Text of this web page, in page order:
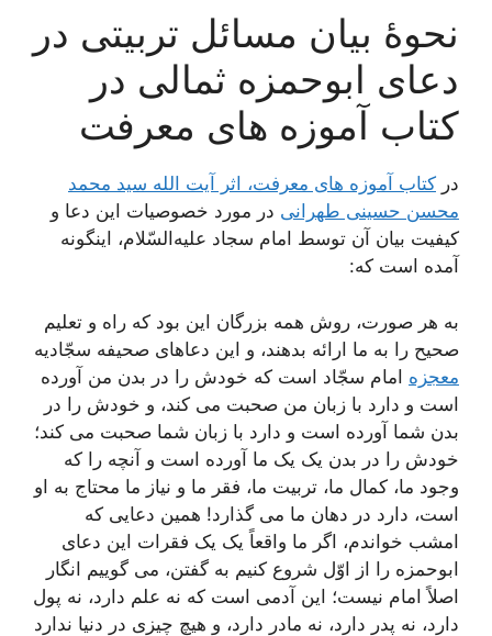
نحوۀ بیان مسائل تربیتی در
دعای ابوحمزه ثمالی در
کتاب آموزه های معرفت
در کتاب آموزه های معرفت، اثر آیت الله سید محمد
محسن حسینی طهرانی در مورد خصوصیات این دعا و
کیفیت بیان آن توسط امام سجاد علیه‌السّلام، اینگونه
آمده است که:
به هر صورت، روش همه بزرگان این بود که راه و تعلیم
صحیح را به ما ارائه بدهند، و این دعاهای صحیفه سجّادیه
معجزه امام سجّاد است که خودش را در بدن من آورده
است و دارد با زبان من صحبت می کند، و خودش را در
بدن شما آورده است و دارد با زبان شما صحبت می کند؛
خودش را در بدن یک یک ما آورده است و آنچه را که
وجود ما، کمال ما، تربیت ما، فقر ما و نیاز ما محتاج به او
است، دارد در دهان ما می گذارد! همین دعایی که
امشب خواندم، اگر ما واقعاً یک یک فقرات این دعای
ابوحمزه را از اوّل شروع کنیم به گفتن، می گوییم انگار
اصلاً امام نیست؛ این آدمی است که نه علم دارد، نه پول
دارد، نه پدر دارد، نه مادر دارد، و هیچ چیزی در دنیا ندارد